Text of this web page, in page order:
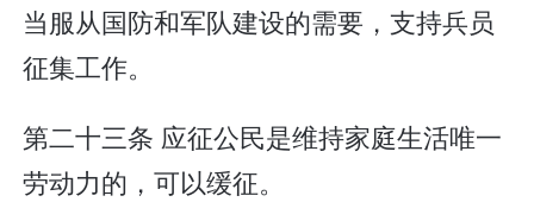
当服从国防和军队建设的需要，支持兵员
征集工作。
第二十三条 应征公民是维持家庭生活唯一
劳动力的，可以缓征。